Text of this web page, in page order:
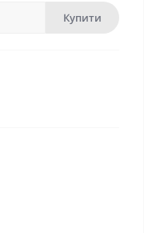
Купити